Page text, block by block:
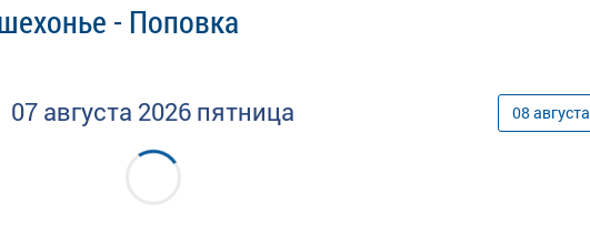
- Поповка
07 августа 2026 пятница 08 августа